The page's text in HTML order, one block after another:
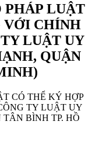
LUẬT
VỚI CHÍNH
LUẬT UY
QUẬN